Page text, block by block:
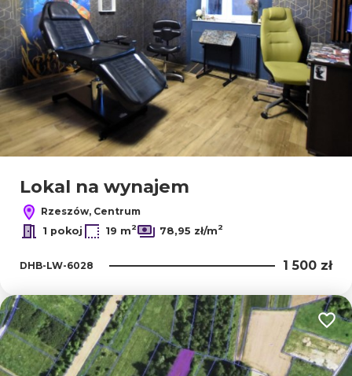
Lokal na wynajem
Rzeszów, Centrum
1 pokoj
19 m2 78,95 zł/m2
DHB-LW-6028 1 500 zł